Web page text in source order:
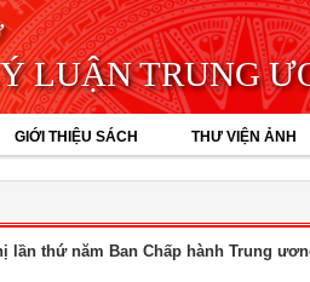
LUẬN TRUNG
GIỚI THIỆU SÁCH THƯ VIỆN ẢNH
lần thứ năm Ban Chấp hành Trung